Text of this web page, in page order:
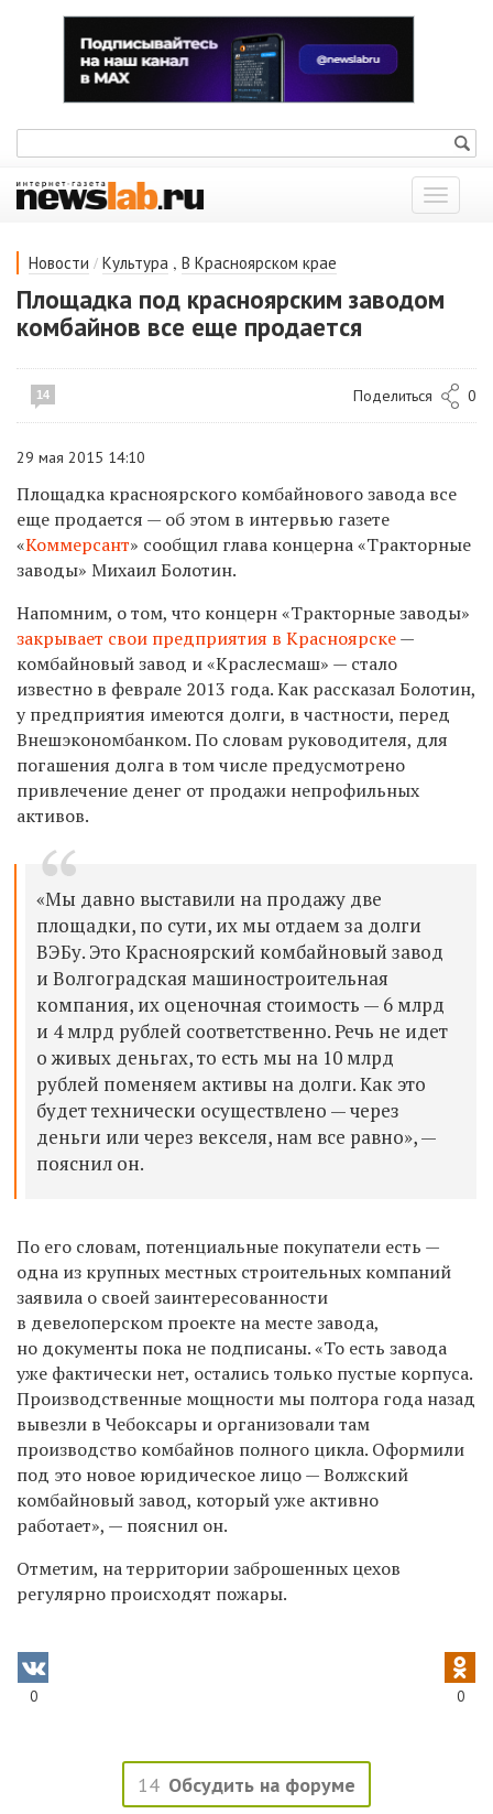
Показать
меню
Новости / Культура , В Красноярском крае
Площадка под красноярским заводом
комбайнов все еще продается
14 Поделиться 0
29 мая 2015 14:10
Площадка красноярского комбайнового завода все
еще продается — об этом в интервью газете
«Коммерсант» сообщил глава концерна «Тракторные
заводы» Михаил Болотин.
Напомним, о том, что концерн «Тракторные заводы»
закрывает свои предприятия в Красноярске—
комбайновый завод и «Краслесмаш» — стало
известно в феврале 2013 года. Как рассказал Болотин,
у предприятия имеются долги, в частности, перед
Внешэкономбанком. По словам руководителя, для
погашения долга в том числе предусмотрено
привлечение денег от продажи непрофильных
активов.
«Мы давно выставили на продажу две
площадки, по сути, их мы отдаем за долги
ВЭБу. Это Красноярский комбайновый завод
и Волгоградская машиностроительная
компания, их оценочная стоимость — 6 млрд
и 4 млрд рублей соответственно. Речь не идет
о живых деньгах, то есть мы на 10 млрд
рублей поменяем активы на долги. Как это
будет технически осуществлено — через
деньги или через векселя, нам все равно», —
пояснил он.
По его словам, потенциальные покупатели есть —
одна из крупных местных строительных компаний
заявила о своей заинтересованности
в девелоперском проекте на месте завода,
но документы пока не подписаны. «То есть завода
уже фактически нет, остались только пустые корпуса.
Производственные мощности мы полтора года назад
вывезли в Чебоксары и организовали там
производство комбайнов полного цикла. Оформили
под это новое юридическое лицо — Волжский
комбайновый завод, который уже активно
работает», — пояснил он.
Отметим, на территории заброшенных цехов
регулярно происходят пожары.
0 0
14 Обсудить на форуме